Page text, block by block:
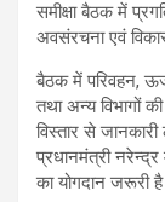
समीक्षा बैठक में
अवसंरचना एवं
बैठक में परिवहन,
तथा अन्य विभागों
विस्तार से
प्रधानमंत्री
का योगदान जरूरी